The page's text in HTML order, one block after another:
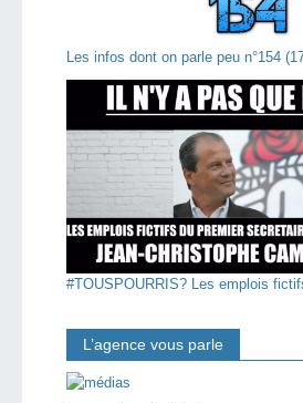
Les infos dont on parle peu n°154
#TOUSPOURRIS? Les emplois
L’agence vous parle